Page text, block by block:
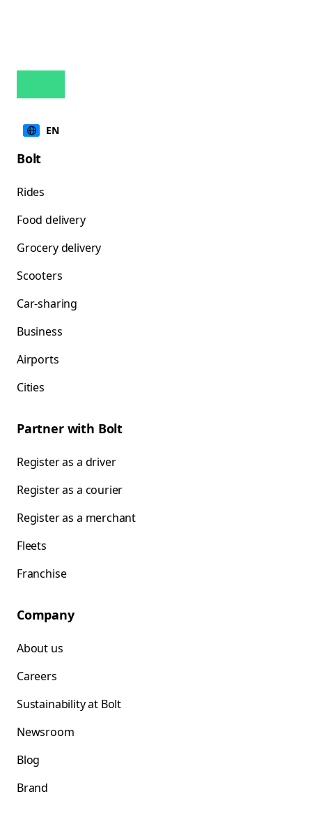
EN
Bolt
Rides
Food delivery
Grocery delivery
Scooters
Car-sharing
Business
Airports
Cities
Partner with Bolt
Register as a driver
Register as a courier
Register as a merchant
Fleets
Franchise
Company
About us
Careers
Sustainability at Bolt
Newsroom
Blog
Brand